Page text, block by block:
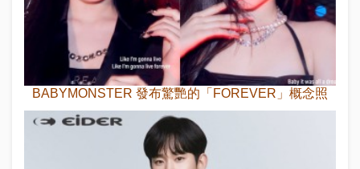
BABYMONSTER 發布驚艷的「FOREVER」概念照